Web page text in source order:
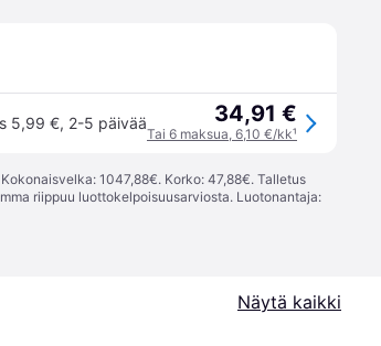
5,99 €, 2-5 päivää 34,91 €
Tai 6 maksua, 6,10 €/kk¹
1047,88€. Korko: 47,88€. Talletus
riippuu luottokelpoisuusarviosta. Luotonantaja:
Näytä kaikki